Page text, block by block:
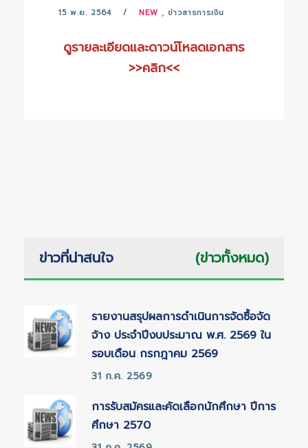
15 พ.ย. 2564 NEW , ข่าวสารการเงิน
ดูรายละเอียดและดาวน์โหลดเอกสาร
>>คลิก<<
ข่าวที่น่าสนใจ (ข่าวทั้งหมด)
รายงานสรุปผลการดำเนินการจัดซื้อจัด
จ้าง ประจำปีงบประมาณ พ.ศ. 2569 ใน
รอบเดือน กรกฎาคม 2569
31 ก.ค. 2569
การรับสมัครและคัดเลือกนักศึกษา ปีการ
ศึกษา 2570